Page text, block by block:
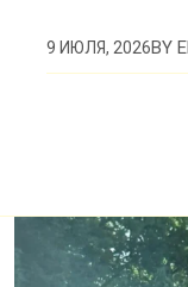
9 ИЮЛЯ, 2026BY